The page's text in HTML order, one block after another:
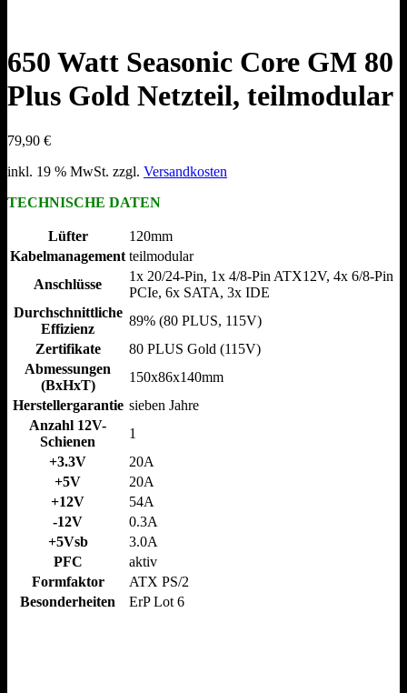
650 Watt Seasonic Core GM 80
Plus Gold Netzteil, teilmodular
79,90 €
inkl. 19 % MwSt. zzgl. Versandkosten
TECHNISCHE DATEN
Lüfter
120mm
Kabelmanagement teilmodular
Anschlüsse
1x 20/​24-Pin, 1x 4/​8-Pin ATX12V, 4x 6/​8-Pin
PCIe, 6x SATA, 3x IDE
Durchschnittliche
Effizienz
89% (80 PLUS, 115V)
Zertifikate
80 PLUS Gold (115V)
Abmessungen
(BxHxT)
150x86x140mm
Herstellergarantie sieben Jahre
Anzahl 12V-
Schienen
1
+3.3V
20A
+5V
20A
+12V
54A
-12V
0.3A
+5Vsb
3.0A
PFC
aktiv
Formfaktor
ATX PS/​2
Besonderheiten
ErP Lot 6